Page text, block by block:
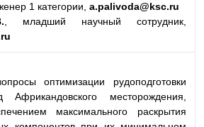
1 категории, a.palivoda@ksc.ru
, младший научный сотрудник,
оптимизации рудоподготовки
Африкандовского месторождения,
максимального раскрытия